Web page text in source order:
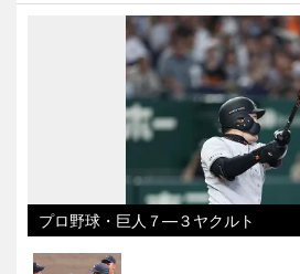
プロ野球・巨人７―３ヤクルト